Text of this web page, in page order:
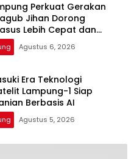
Perkuat Gerakan
Jihan Dorong
Lebih Cepat dan
Agustus 6, 2026
Era Teknologi
Lampung-1 Siap
Berbasis AI
Agustus 5, 2026